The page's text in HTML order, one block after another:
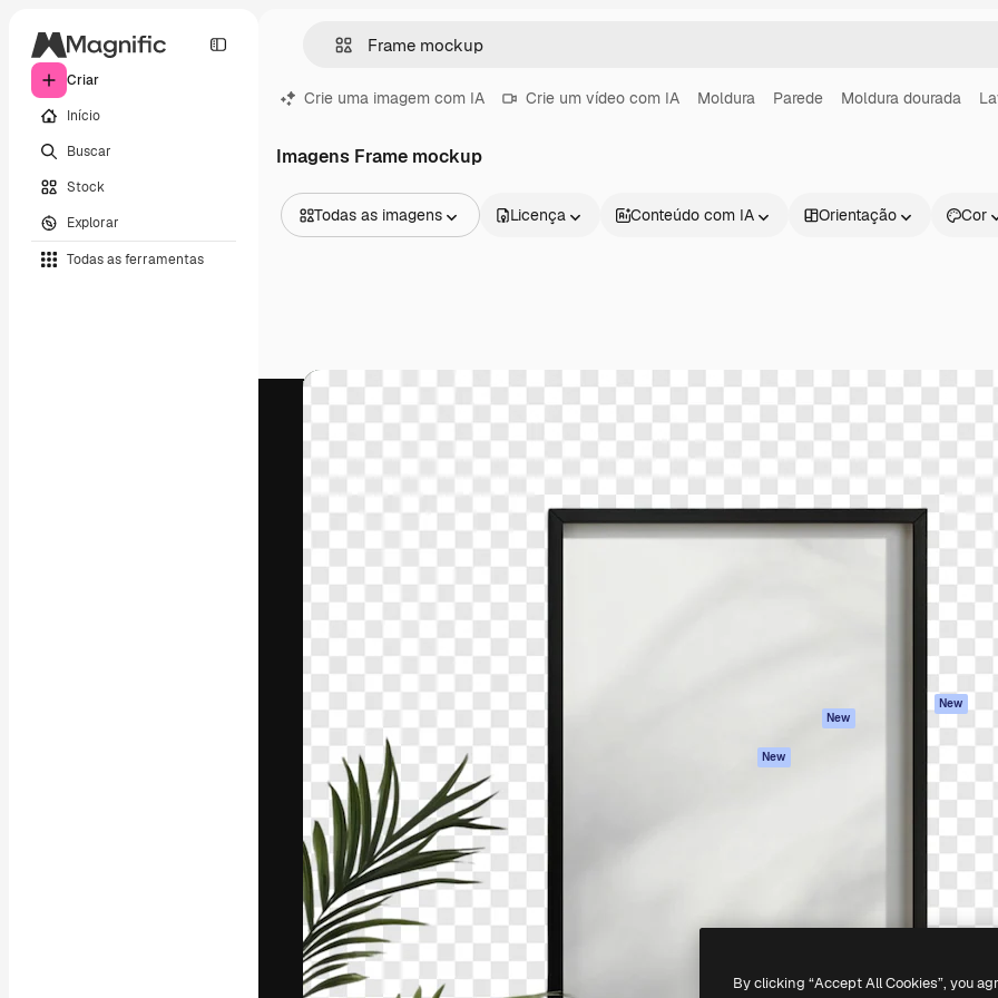
Criar
Início
Buscar
Stock
Explorar
Todas as ferramentas
Crie uma imagem com IA Crie um vídeo com IA Moldura Parede Moldura dourada
Imagens Frame mockup
Todas as imagens
Vídeos
Ícones
Modelos 3D
Fontes
Licença Conteúdo com IA Orientação Cor
A plataforma criativa para você direcionar
seu melhor trabalho. Mais de 1 milhão de
assinantes entre criativos, empresas,
agências e estúdios.
Português
Produtos
Spaces
New
New
Começar
Academy
Documentação
Termos e
condições
Política de
privacidade
New
Política de
confiabilidade
Empresas
Copyright © 2010-2026Freepik Company S.L.U. Todos os direitos reservados.
By clicking “Accept All Cookies”, you